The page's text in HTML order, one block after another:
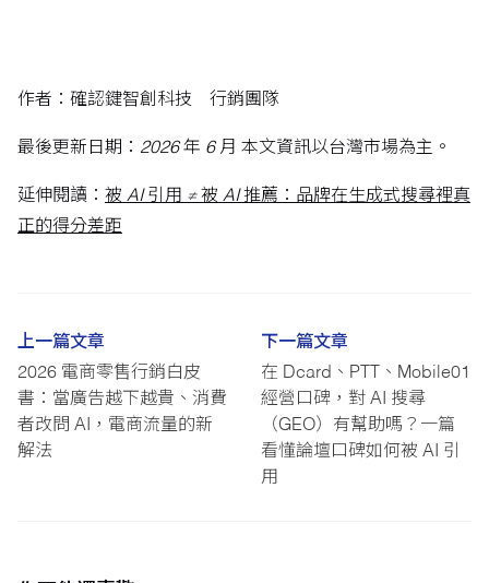
作者：確認鍵智創科技 行銷團隊
最後更新日期：2026 年 6 月 本文資訊以台灣市場為主。
延伸閱讀： 被 AI 引用 ≠ 被 AI 推薦：品牌在生成式搜尋裡真
正的得分差距
上一篇文章
2026 電商零售行銷白皮
書：當廣告越下越貴、消費
者改問 AI，電商流量的新
解法
下一篇文章
在 Dcard、PTT、Mobile01
經營口碑，對 AI 搜尋
（GEO）有幫助嗎？一篇
看懂論壇口碑如何被 AI 引
用